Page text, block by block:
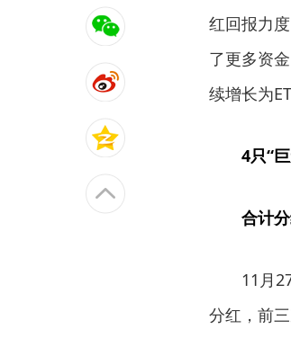
红回报力
了更多资
续增长为
4只“
合计
11月
分红，前